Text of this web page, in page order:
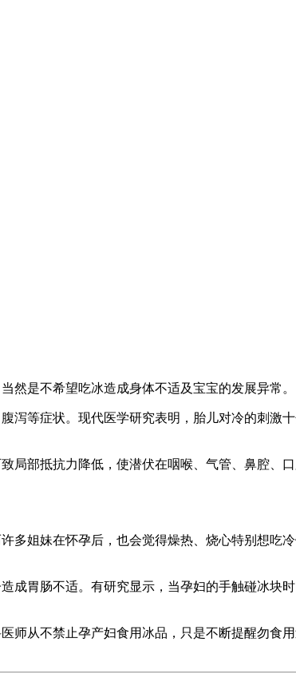
然是不希望吃冰造成身体不适及宝宝的发展异常。
泻等症状。现代医学研究表明，胎儿对冷的刺激
局部抵抗力降低，使潜伏在咽喉、气管、鼻腔、
姐妹在怀孕后，也会觉得燥热、烧心特别想吃冷
胃肠不适。有研究显示，当孕妇的手触碰冰块时
师从不禁止孕产妇食用冰品，只是不断提醒勿食